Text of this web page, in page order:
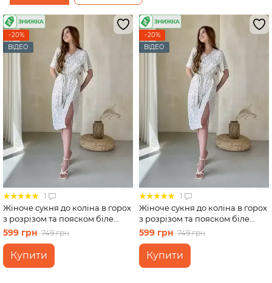
−20%
ВІДЕО
1
Жіноче сукня до коліна в горох
з розрізом та пояском біле
Merlini Асті 700000202, розмір
50-52 (2XL-3XL)
599 грн 749 грн
Купити
−20%
ВІДЕО
1
Жіноче сукня до коліна в горох
з розрізом та пояском біле
Merlini Асті 700000202, розмір
54-56 (4XL-5XL)
599 грн 749 грн
Купити